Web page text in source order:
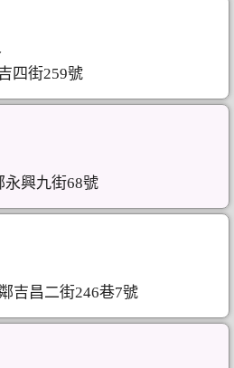
四街259號
永興九街68號
吉昌二街246巷7號